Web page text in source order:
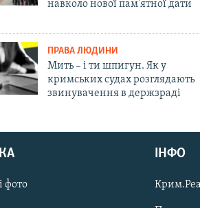
навколо нової пам'ятної дати
ПРАВА ЛЮДИНИ
Мить – і ти шпигун. Як у
кримських судах розглядають
звинувачення в держзраді
фото
ІНФО